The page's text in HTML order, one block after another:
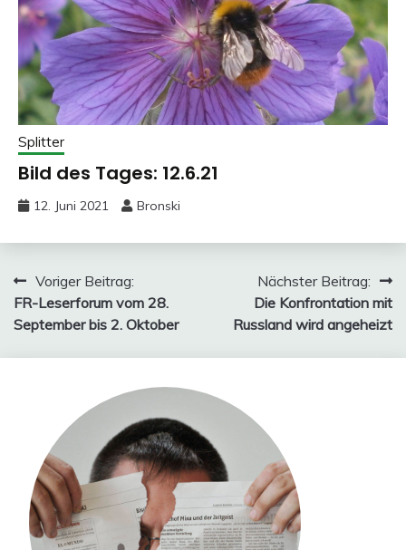
Splitter
Bild des Tages: 12.6.21
12. Juni 2021 Bronski
Beitragsnavigation
Voriger Beitrag:
FR-Leserforum vom 28.
September bis 2. Oktober
Nächster Beitrag:
Die Konfrontation mit
Russland wird angeheizt